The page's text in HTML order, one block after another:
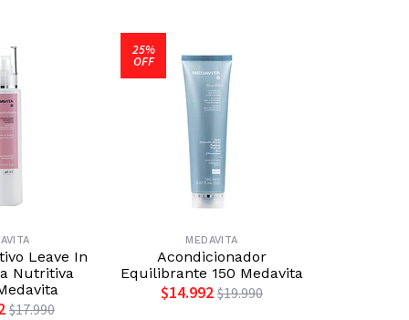
Leave In
Nutritiva
$17.990
25%
OFF
MEDAVITA
Acondicionador
Equilibrante 150 Medavita
$14.992 $19.990